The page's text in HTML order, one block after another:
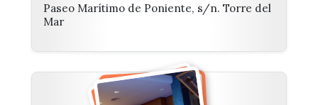
Paseo Marítimo de Poniente, s/n. Torre del
Mar